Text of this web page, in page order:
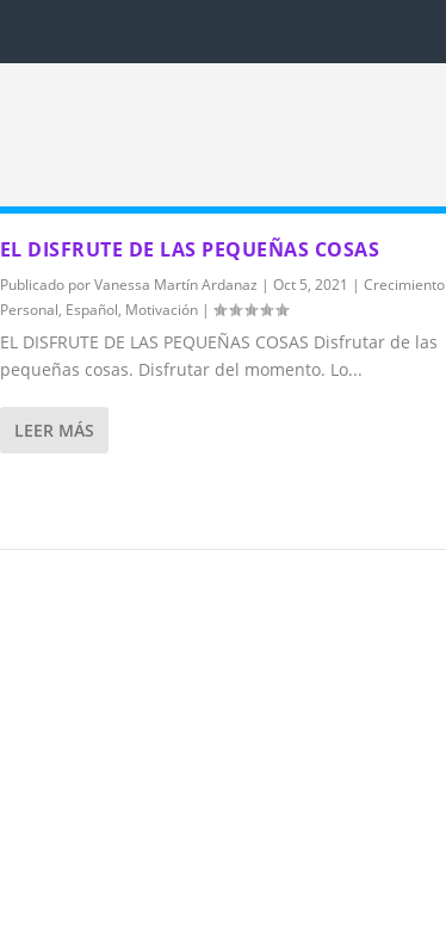
EL DISFRUTE DE LAS PEQUEÑAS COSAS
Publicado porVanessa Martín Ardanaz | Oct 5, 2021 | Crecimiento
Personal, Español, Motivación|
EL DISFRUTE DE LAS PEQUEÑAS COSAS Disfrutar de las
pequeñas cosas. Disfrutar del momento. Lo...
LEER MÁS